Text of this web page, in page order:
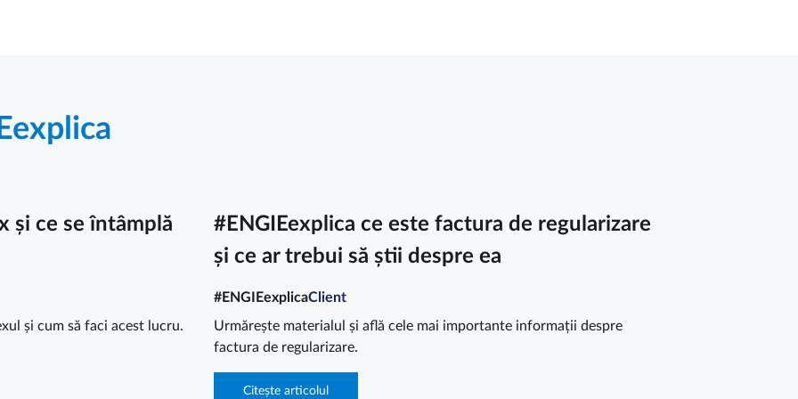
și ce se întâmplă
și cum să faci acest lucru.
#ENGIEexplica ce este factura de regularizare
și ce ar trebui să știi despre ea
#ENGIEexplicaClient
Urmărește materialul și află cele mai importante informații despre
factura de regularizare.
Citește articolul